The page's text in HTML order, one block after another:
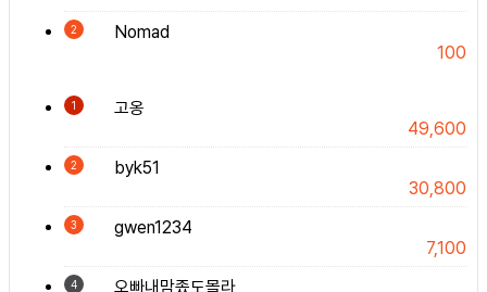
2
Nomad
100
1
고옹
49,600
2
byk51
30,800
3
gwen1234
7,100
4
오빠내맘좄도몰라